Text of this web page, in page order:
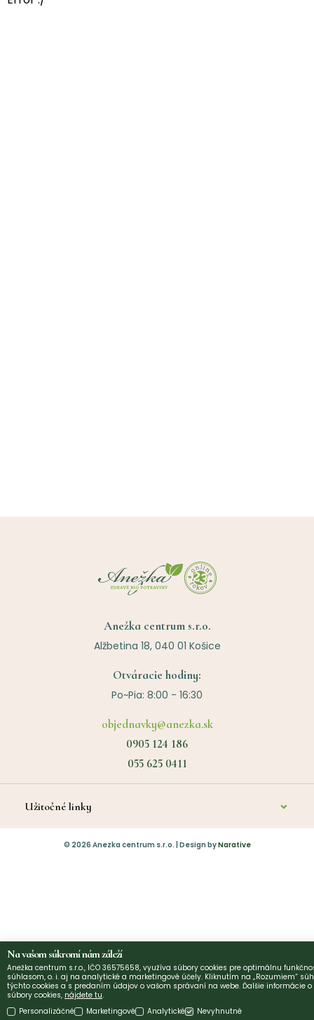
Anežka centrum s.r.o.
Alžbetina 18, 040 01 Košice
Otváracie hodiny:
Po~Pia: 8:00 - 16:30
objednavky@anezka.sk
0905 124 186
055 625 0411
Užitočné linky
O nás
Vrátenie tovaru
Obchodné podmienky
Ochrana osobných údajov
Potraviny & Výživa
© 2026 Anezka centrum s.r.o. | Design byNarative
Na vašom súkromí nám záleží
Anežka centrum s.r.o., IČO 36575658, využíva súbory cookies pre optimálnu
súhlasom, o. i. aj na analytické a marketingové účely. Kliknutím na „Rozumiem“
týchto cookies a s predaním údajov o vašom správaní na webe. Ďalšie informácie
súbory cookies, nájdete tu.
Personalizáčné
Marketingové Analytické Nevyhnutné